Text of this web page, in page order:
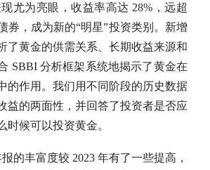
尤为亮眼，收益率高达 28%，远超
券，成为新的“明星”投资类别。新增
了黄金的供需关系、长期收益来源和
SBBI 分析框架系统地揭示了黄金在
的作用。我们用不同阶段的历史数据
益的两面性，并回答了投资者是否应
时候可以投资黄金。
的丰富度较 2023 年有了一些提高，